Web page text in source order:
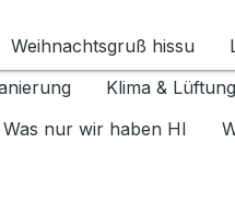
1.6.2026
Weihnachtsgruß hissu
Klima &
Was nur wir haben HI